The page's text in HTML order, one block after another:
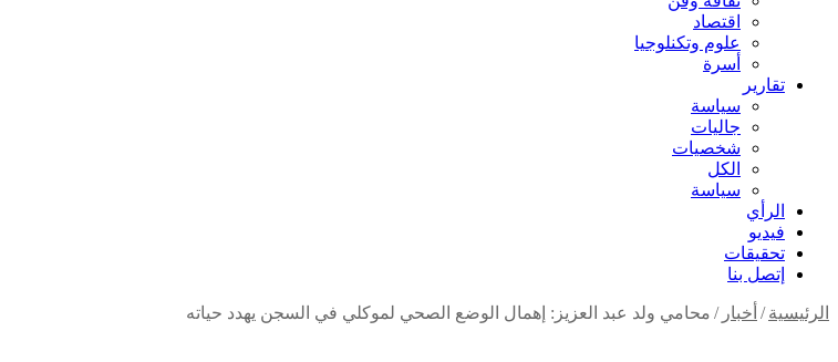
اقتصاد
علوم وتكنلوجيا
أسرة
تقارير
سياسة
جاليات
شخصيات
الكل
سياسة
الرأي
فيديو
تحقيقات
إتصل بنا
الرئيسية / أخبار / محامي ولد عبد العزيز: إهمال الوضع الصحي لموكلي في السجن يهدد حياته